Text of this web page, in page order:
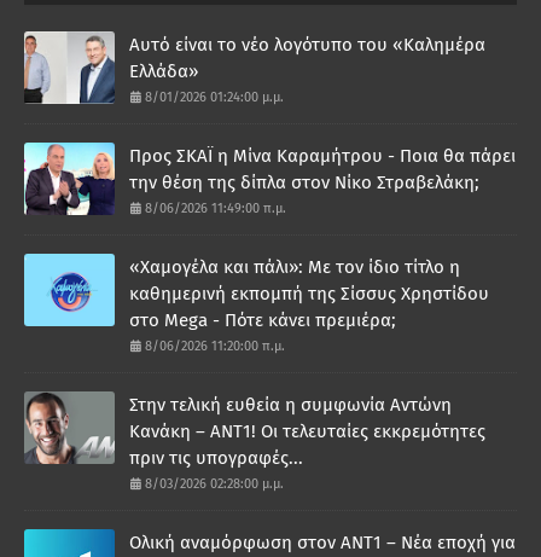
Αυτό είναι το νέο λογότυπο του «Καλημέρα
Ελλάδα»
8/01/2026 01:24:00 μ.μ.
Προς ΣΚΑΪ η Μίνα Καραμήτρου - Ποια θα πάρει
την θέση της δίπλα στον Νίκο Στραβελάκη;
8/06/2026 11:49:00 π.μ.
«Χαμογέλα και πάλι»: Με τον ίδιο τίτλο η
καθημερινή εκπομπή της Σίσσυς Χρηστίδου
στο Mega - Πότε κάνει πρεμιέρα;
8/06/2026 11:20:00 π.μ.
Στην τελική ευθεία η συμφωνία Αντώνη
Κανάκη – ΑΝΤ1! Οι τελευταίες εκκρεμότητες
πριν τις υπογραφές...
8/03/2026 02:28:00 μ.μ.
Ολική αναμόρφωση στον ΑΝΤ1 – Νέα εποχή για